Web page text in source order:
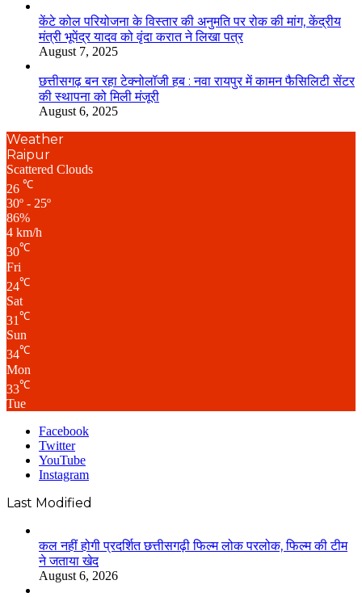
केंटे कोल परियोजना के विस्तार की अनुमति पर रोक की मांग, केंद्रीय
मंत्री भूपेंद्र यादव को वृंदा करात ने लिखा पत्र
August 7, 2025
छत्तीसगढ़ बन रहा टेक्नोलॉजी हब : नवा रायपुर में कामन फैसिलिटी सेंटर
की स्थापना को मिली मंजूरी
August 6, 2025
Weather
Raipur
Scattered Clouds
26 ℃
30º - 25º
86%
4 km/h
30℃
Fri
24℃
Sat
31℃
Sun
34℃
Mon
33℃
Tue
Facebook
Twitter
YouTube
Instagram
Last Modified
कल नहीं होगी प्रदर्शित छत्तीसगढ़ी फिल्म लोक परलोक, फिल्म की टीम
ने जताया खेद
August 6, 2026